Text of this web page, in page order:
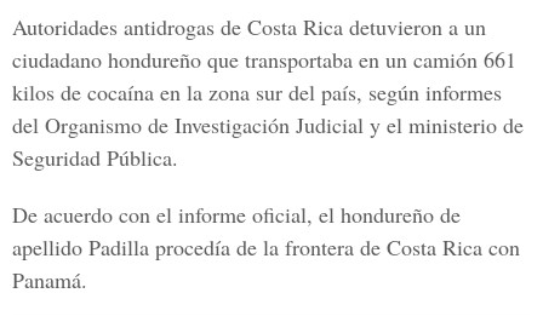
Autoridades antidrogas de Costa Rica detuvieron a un
ciudadano hondureño que transportaba en un camión 661
kilos de cocaína en la zona sur del país, según informes
del Organismo de Investigación Judicial y el ministerio de
Seguridad Pública.
De acuerdo con el informe oficial, el hondureño de
apellido Padilla procedía de la frontera de Costa Rica con
Panamá.